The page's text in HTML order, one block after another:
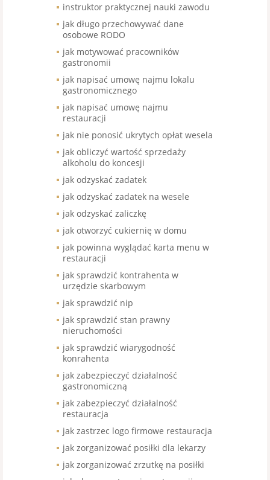
instruktor praktycznej nauki zawodu
jak długo przechowywać dane
osobowe RODO
jak motywować pracowników
gastronomii
jak napisać umowę najmu lokalu
gastronomicznego
jak napisać umowę najmu
restauracji
jak nie ponosić ukrytych opłat wesela
jak obliczyć wartość sprzedaży
alkoholu do koncesji
jak odzyskać zadatek
jak odzyskać zadatek na wesele
jak odzyskać zaliczkę
jak otworzyć cukiernię w domu
jak powinna wyglądać karta menu w
restauracji
jak sprawdzić kontrahenta w
urzędzie skarbowym
jak sprawdzić nip
jak sprawdzić stan prawny
nieruchomości
jak sprawdzić wiarygodność
konrahenta
jak zabezpieczyć działalność
gastronomiczną
jak zabezpieczyć działalność
restauracja
jak zastrzec logo firmowe restauracja
jak zorganizować posiłki dla lekarzy
jak zorganizować zrzutkę na posiłki